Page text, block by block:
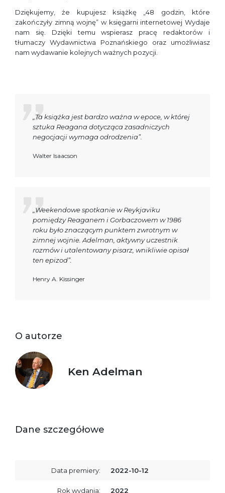
Dziękujemy, że kupujesz książkę „48 godzin, które
zakończyły zimną wojnę” w księgarni internetowej Wydaje
nam się. Dzięki temu wspierasz pracę redaktorów i
tłumaczy Wydawnictwa Poznańskiego oraz umożliwiasz
nam wydawanie kolejnych ważnych pozycji.
„Ta książka jest bardzo ważna w epoce, w której
sztuka Reagana dotycząca zasadniczych
negocjacji wymaga odrodzenia”.
Walter Isaacson
„Weekendowe spotkanie w Reykjaviku
pomiędzy Reaganem i Gorbaczowem w 1986
roku było znaczącym punktem zwrotnym w
zimnej wojnie. Adelman, aktywny uczestnik
rozmów i utalentowany pisarz, wnikliwie opisał
ten epizod”.
Henry A. Kissinger
O autorze
Ken Adelman
Dane szczegółowe
Data premiery: 2022-10-12
Rok wydania: 2022